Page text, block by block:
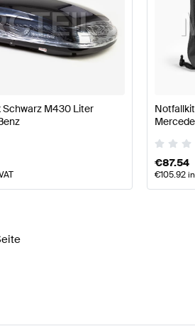
M430 Liter
€87.54
€105.92